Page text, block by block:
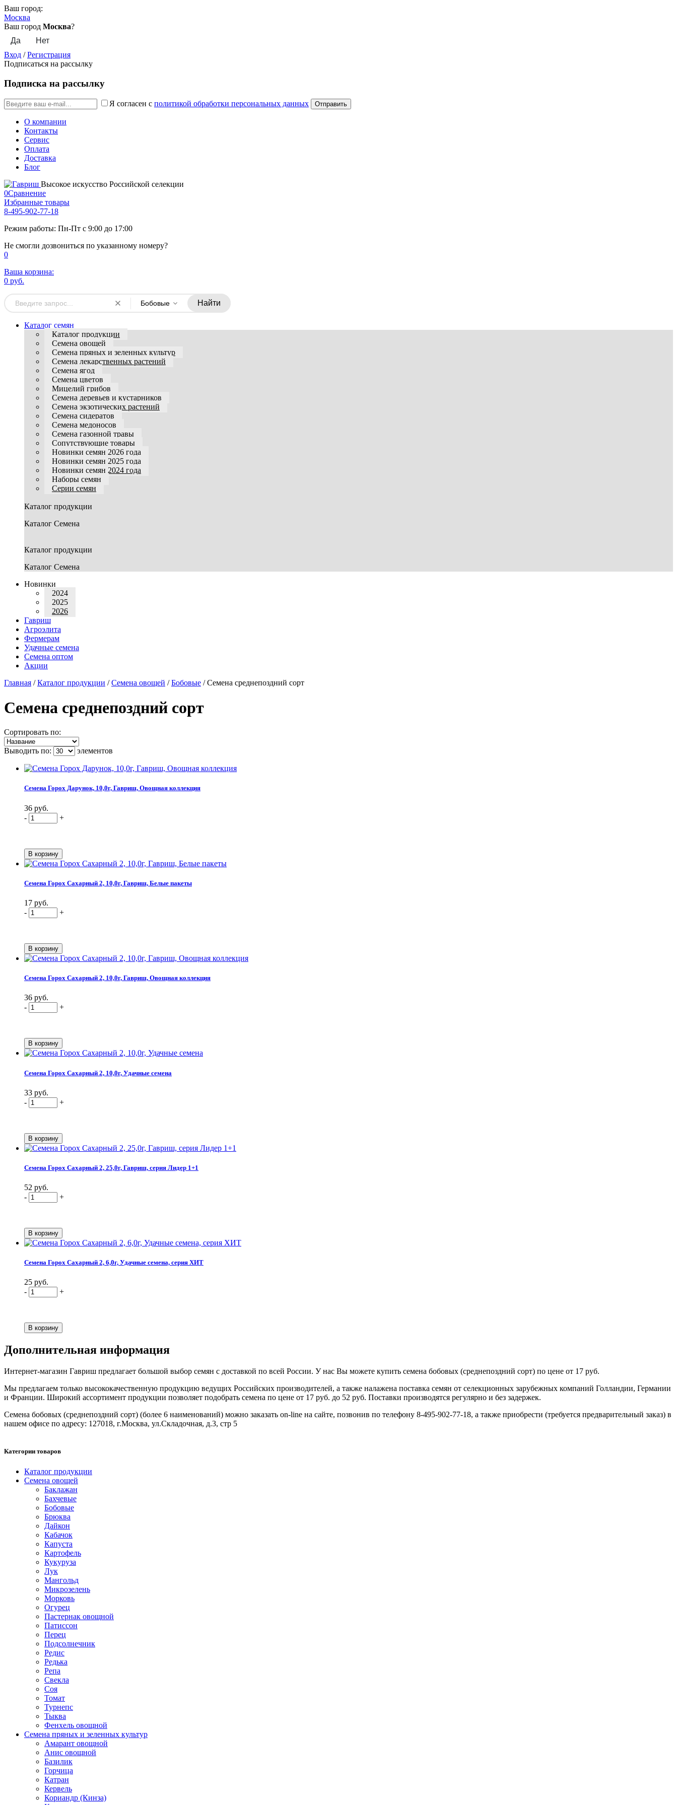
Ваш город:
Москва
Ваш город Москва?
Вход /Регистрация
Подписаться на рассылку
Подписка на рассылку
Я согласен с политикой обработки персональных данных
О компании
Контакты
Сервис
Оплата
Доставка
Блог
Высокое искусство Российской селекции
0Сравнение
Избранные товары
8-495-902-77-18
Режим работы: Пн-Пт с 9:00 до 17:00
Не смогли дозвониться по указанному номеру?
0
Ваша корзина:
0 руб.
Бобовые Найти
Каталог семян
Каталог продукции
Семена овощей
Семена пряных и зеленных культур
Семена лекарственных растений
Семена ягод
Семена цветов
Мицелий грибов
Семена деревьев и кустарников
Семена экзотических растений
Семена сидератов
Семена медоносов
Семена газонной травы
Сопутствующие товары
Новинки семян 2026 года
Новинки семян 2025 года
Новинки семян 2024 года
Наборы семян
Серии семян
Каталог продукции
Каталог Семена
Каталог продукции
Каталог Семена
Новинки
2024
2025
2026
Гавриш
Агроэлита
Фермерам
Удачные семена
Семена оптом
Акции
Главная /Каталог продукции /Семена овощей /Бобовые /Семена среднепоздний сорт
Семена среднепоздний сорт
Сортировать по:
Выводить по: элементов
Семена Горох Дарунок, 10,0г, Гавриш, Овощная коллекция
36 руб.
-
+
Семена Горох Сахарный 2, 10,0г, Гавриш, Белые пакеты
17 руб.
-
+
Семена Горох Сахарный 2, 10,0г, Гавриш, Овощная коллекция
36 руб.
-
+
Семена Горох Сахарный 2, 10,0г, Удачные семена
33 руб.
-
+
Семена Горох Сахарный 2, 25,0г, Гавриш, серия Лидер 1+1
52 руб.
-
+
Семена Горох Сахарный 2, 6,0г, Удачные семена, серия ХИТ
25 руб.
-
+
Дополнительная информация
Интернет-магазин Гавриш предлагает большой выбор семян с доставкой по всей России. У нас Вы можете купить семена бобовых (среднепоздний сорт) по цене от 17 руб.
Мы предлагаем только высококачественную продукцию ведущих Российских производителей, а также налажена поставка семян от селекционных зарубежных компаний Голландии, Германии
и Франции. Широкий ассортимент продукции позволяет подобрать семена по цене от 17 руб. до 52 руб. Поставки производятся регулярно и без задержек.
Семена бобовых (среднепоздний сорт) (более 6 наименований) можно заказать on-line на сайте, позвонив по телефону 8-495-902-77-18, а также приобрести (требуется предварительный заказ) в
нашем офисе по адресу: 127018, г.Москва, ул.Складочная, д.3, стр 5
Категории товаров
Каталог продукции
Семена овощей
Баклажан
Бахчевые
Бобовые
Брюква
Дайкон
Кабачок
Капуста
Картофель
Кукуруза
Лук
Мангольд
Микрозелень
Морковь
Огурец
Пастернак овощной
Патиссон
Перец
Подсолнечник
Редис
Редька
Репа
Свекла
Соя
Томат
Турнепс
Тыква
Фенхель овощной
Семена пряных и зеленных культур
Амарант овощной
Анис овощной
Базилик
Горчица
Катран
Кервель
Кориандр (Кинза)